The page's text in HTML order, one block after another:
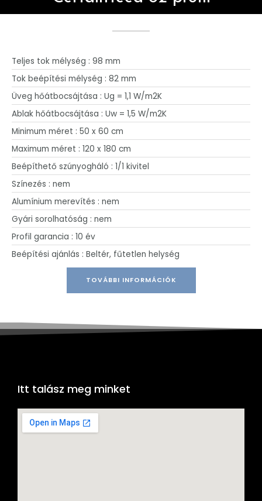
Teljes tok mélység : 98 mm
Tok beépítési mélység : 82 mm
Üveg hőátbocsájtása : Ug = 1,1 W/m2K
Ablak hőátbocsájtása : Uw = 1,5 W/m2K
Minimum méret : 50 x 60 cm
Maximum méret : 120 x 180 cm
Beépíthető szúnyogháló : 1/1 kivitel
Színezés : nem
Alumínium merevítés : nem
Gyári sorolhatóság : nem
Profil garancia : 10 év
Beépítési ajánlás : Beltér, fűtetlen helység
TOVÁBBI INFORMÁCIÓK
Itt talász meg minket